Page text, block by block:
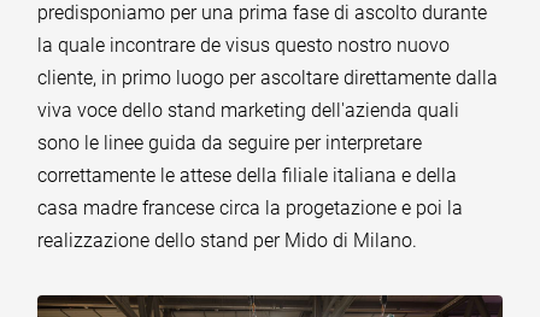
predisponiamo per una prima fase di ascolto durante
la quale incontrare de visus questo nostro nuovo
cliente, in primo luogo per ascoltare direttamente dalla
viva voce dello stand marketing dell'azienda quali
sono le linee guida da seguire per interpretare
correttamente le attese della filiale italiana e della
casa madre francese circa la progetazione e poi la
realizzazione dello stand per Mido di Milano.